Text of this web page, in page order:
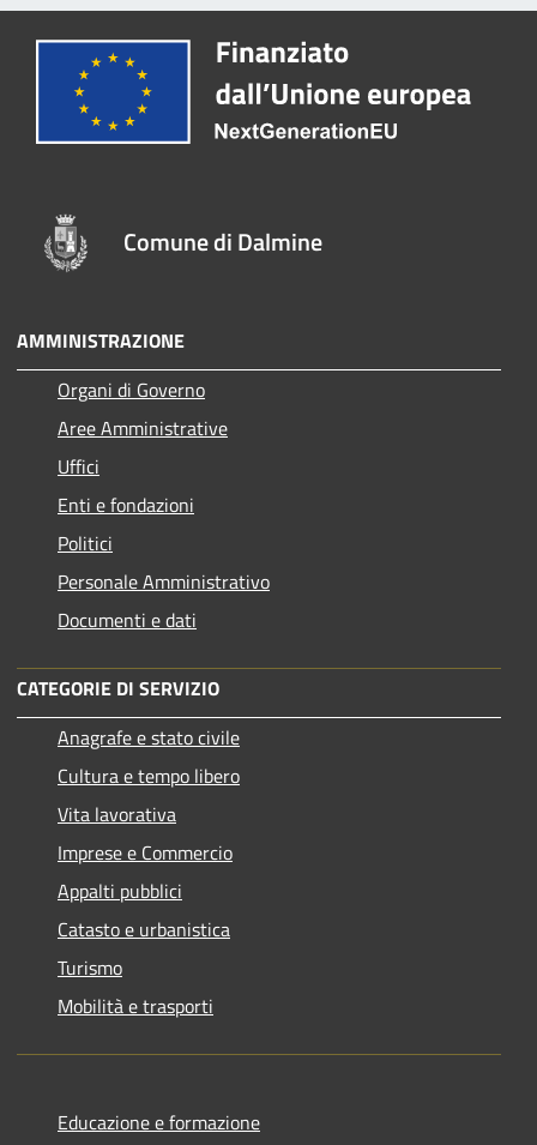
Comune di Dalmine
AMMINISTRAZIONE
Organi di Governo
Aree Amministrative
Uffici
Enti e fondazioni
Politici
Personale Amministrativo
Documenti e dati
CATEGORIE DI SERVIZIO
Anagrafe e stato civile
Cultura e tempo libero
Vita lavorativa
Imprese e Commercio
Appalti pubblici
Catasto e urbanistica
Turismo
Mobilità e trasporti
Educazione e formazione